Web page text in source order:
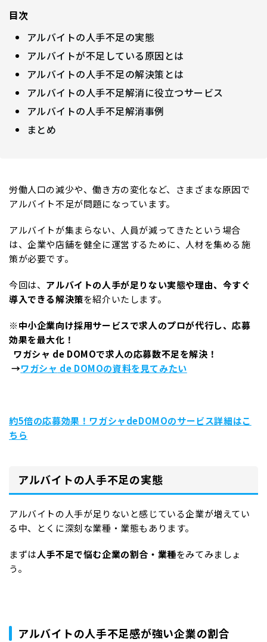
目次
アルバイトの人手不足の実態
アルバイトが不足している原因とは
アルバイトの人手不足の解決策とは
アルバイトの人手不足解消に役立つサービス
アルバイトの人手不足解消事例
まとめ
労働人口の減少や、働き方の変化など、さまざまな原因で
アルバイト不足が問題になっています。
アルバイトが集まらない、人員が減ってきたという場合
は、企業や店舗を健全に運営するために、人材を集める施
策が必要です。
今回は、 アルバイトの人手が足りない実態や理由、今すぐ
導入できる解決策を紹介いたします。
※中小企業向け採用サービスで求人のプロが代行し、応募
効果を最大化！
ワガシャ de DOMOで求人の応募数不足を解決！
→ワガシャ de DOMOの資料を見てみたい
約5倍の応募効果！ワガシャdeDOMOのサービス詳細はこ
ちら
アルバイトの人手不足の実態
アルバイトの人手が足りないと感じている企業が増えてい
る中、とくに深刻な業種・業態もあります。
まずは人手不足で悩む企業の割合・業種をみてみましょ
う。
アルバイトの人手不足感が強い企業の割合